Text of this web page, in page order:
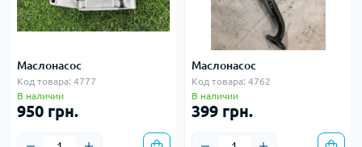
Маслонасос
Код товара: 4777
В наличии
950 грн.
Маслонасос
Код товара: 4762
В наличии
399 грн.